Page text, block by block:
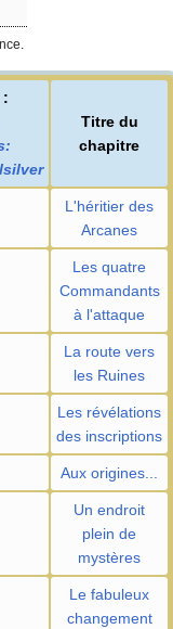
:
Titre du
chapitre
L'héritier des
Arcanes
Les quatre
Commandants
à l'attaque
La route vers
les Ruines
Les révélations
des inscriptions
Aux origines...
Un endroit
plein de
mystères
Le fabuleux
changement